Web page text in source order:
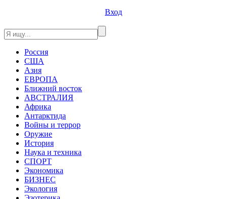
Вход
Россия
США
Азия
ЕВРОПА
Ближний восток
АВСТРАЛИЯ
Африка
Антарктида
Войны и террор
Оружие
История
Наука и техника
СПОРТ
Экономика
БИЗНЕС
Экология